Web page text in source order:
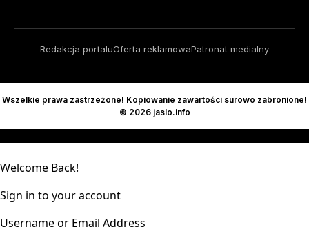
Redakcja portaluOferta reklamowaPatronat medialny
Wszelkie prawa zastrzeżone! Kopiowanie zawartości surowo zabronione!
© 2026 jaslo.info
Welcome Back!
Sign in to your account
Username or Email Address